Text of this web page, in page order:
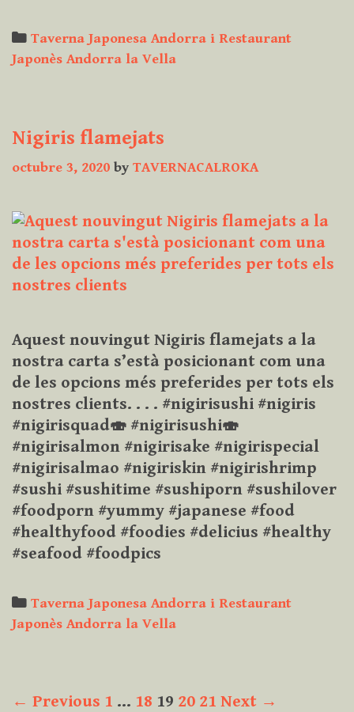
Categories
Taverna Japonesa Andorra i Restaurant
Japonès Andorra la Vella
Nigiris flamejats
octubre 3, 2020 by TAVERNACALROKA
Aquest nouvingut Nigiris flamejats a la
nostra carta s’està posicionant com una
de les opcions més preferides per tots els
nostres clients. . . . #nigirisushi #nigiris
#nigirisquad🍣 #nigirisushi🍣
#nigirisalmon #nigirisake #nigirispecial
#nigirisalmao #nigiriskin #nigirishrimp
#sushi #sushitime #sushiporn #sushilover
#foodporn #yummy #japanese #food
#healthyfood #foodies #delicius #healthy
#seafood #foodpics
Categories
Taverna Japonesa Andorra i Restaurant
Japonès Andorra la Vella
Post
← Previous 1 … 18 19 20 21 Next →